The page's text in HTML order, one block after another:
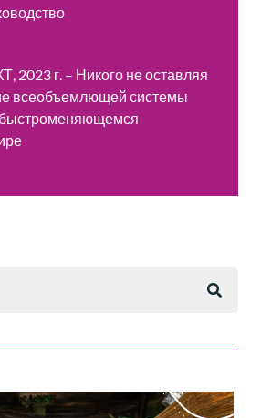
2023 г. – Никого не оставляя
всеобъемлющей системы